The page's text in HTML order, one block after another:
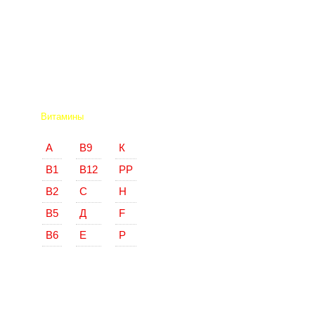
Витамины
А
В1
В2
В5
В6
В9
В12
С
Д
Е
К
РР
Н
F
Р